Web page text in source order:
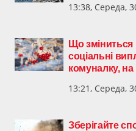
13:38, Середа,
Що зміниться
соціальні
комуналку, на
13:21, Середа,
Зберігайте